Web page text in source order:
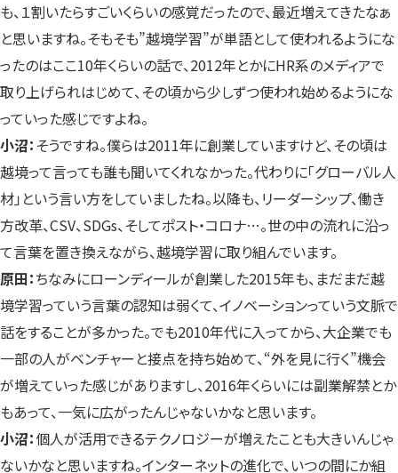
も、１割いたらすごいくらいの感覚だったので、最近増えてきたなぁ
と思いますね。そもそも”越境学習”が単語として使われるようにな
ったのはここ10年くらいの話で、2012年とかにHR系のメディアで
取り上げられはじめて、その頃から少しずつ使われ始めるようにな
っていった感じですよね。
小沼： そうですね。僕らは2011年に創業していますけど、その頃は
越境って言っても誰も聞いてくれなかった。代わりに「グローバル人
材」という言い方をしていましたね。以降も、リーダーシップ、働き
方改革、CSV、SDGs、そしてポスト・コロナ…。世の中の流れに沿っ
て言葉を置き換えながら、越境学習に取り組んでいます。
原田：ちなみにローンディールが創業した2015年も、まだまだ越
境学習っていう言葉の認知は弱くて、イノベーションっていう文脈で
話をすることが多かった。でも2010年代に入ってから、大企業でも
一部の人がベンチャーと接点を持ち始めて、“外を見に行く”機会
が増えていった感じがありますし、2016年くらいには副業解禁とか
もあって、一気に広がったんじゃないかなと思います。
小沼：個人が活用できるテクノロジーが増えたことも大きいんじゃ
ないかなと思いますね。インターネットの進化で、いつの間にか組